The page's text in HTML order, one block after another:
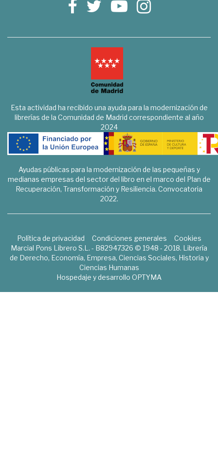
Esta actividad ha recibido una ayuda para la modernización de
librerías de la Comunidad de Madrid correspondiente al año
2024
Ayudas públicas para la modernización de las pequeñas y
medianas empresas del sector del libro en el marco del Plan de
Recuperación, Transformación y Resiliencia. Convocatoria
2022.
Política de privacidad Condiciones generales
Cookies
Marcial Pons Librero S.L. - B82947326 © 1948 - 2018. Librería
de Derecho, Economía, Empresa, Ciencias Sociales, Historia y
Ciencias Humanas
Hospedaje y desarrollo OPTYMA